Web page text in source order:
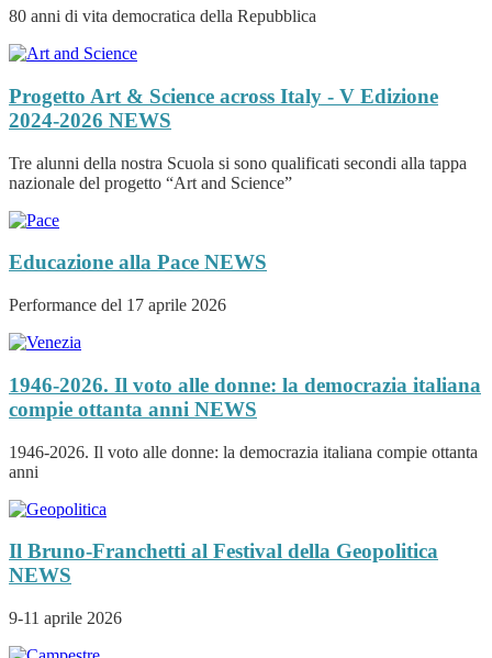
80 anni di vita democratica della Repubblica
Progetto Art & Science across Italy - V Edizione
2024-2026 NEWS
Tre alunni della nostra Scuola si sono qualificati secondi alla tappa
nazionale del progetto “Art and Science”
Educazione alla Pace NEWS
Performance del 17 aprile 2026
1946-2026. Il voto alle donne: la democrazia italiana
compie ottanta anni NEWS
1946-2026. Il voto alle donne: la democrazia italiana compie ottanta
anni
Il Bruno-Franchetti al Festival della Geopolitica
NEWS
9-11 aprile 2026